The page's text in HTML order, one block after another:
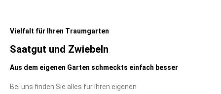
Vielfalt für Ihren Traumgarten
Saatgut und Zwiebeln
Aus dem eigenen Garten schmeckts einfach besser
Bei uns finden Sie alles für Ihren eigenen